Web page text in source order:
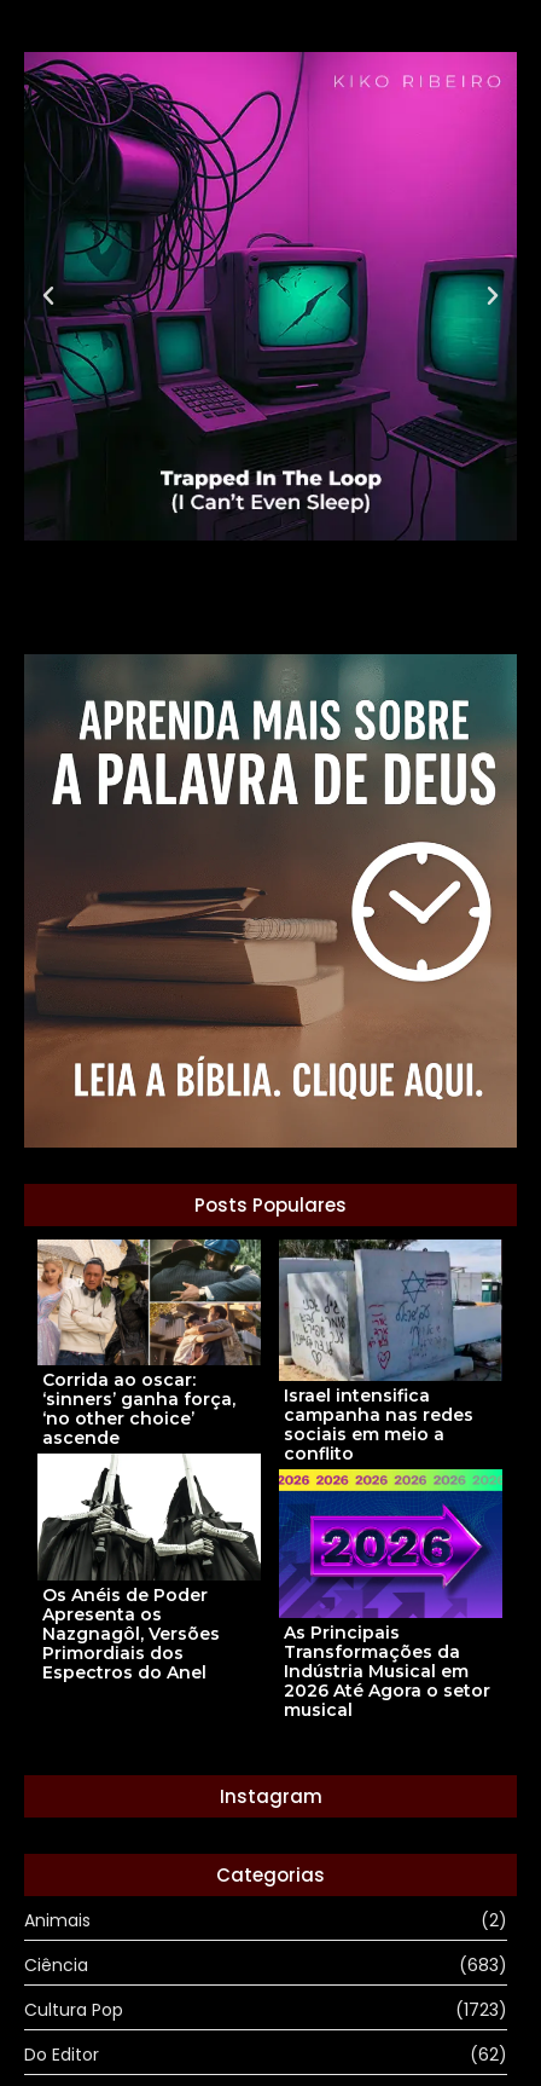
Posts Populares
Corrida ao oscar:
‘sinners’ ganha força,
‘no other choice’
ascende
Israel intensifica
campanha nas redes
sociais em meio a
conflito
Os Anéis de Poder
Apresenta os
Nazgnagôl, Versões
Primordiais dos
Espectros do Anel
As Principais
Transformações da
Indústria Musical em
2026 Até Agora o setor
musical
Instagram
Categorias
Animais
(2)
Ciência
(683)
Cultura Pop
(1723)
Do Editor
(62)